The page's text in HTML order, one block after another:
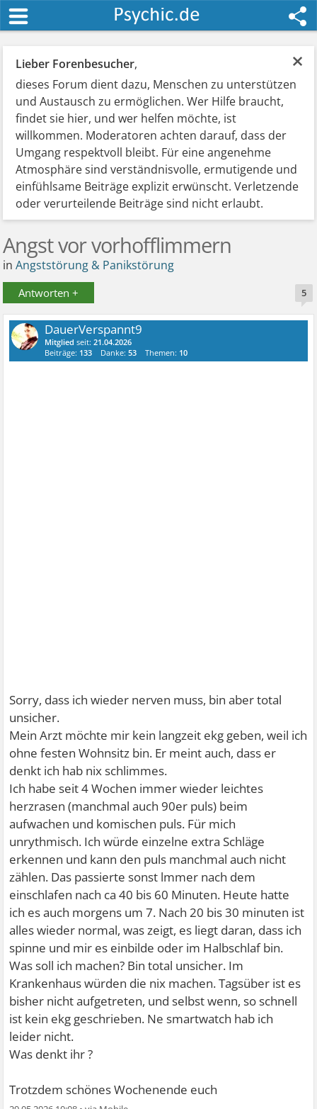
×
Lieber Forenbesucher,
dieses Forum dient dazu, Menschen zu unterstützen
und Austausch zu ermöglichen. Wer Hilfe braucht,
findet sie hier, und wer helfen möchte, ist
willkommen. Moderatoren achten darauf, dass der
Umgang respektvoll bleibt. Für eine angenehme
Atmosphäre sind verständnisvolle, ermutigende und
einfühlsame Beiträge explizit erwünscht. Verletzende
oder verurteilende Beiträge sind nicht erlaubt.
Angst vor vorhofflimmern
inAngststörung & Panikstörung
Antworten + 5
DauerVerspannt9
Mitglied seit:21.04.2026
Beiträge: 133 Danke:53 Themen: 10
Sorry, dass ich wieder nerven muss, bin aber total
unsicher.
Mein Arzt möchte mir kein langzeit ekg geben, weil ich
ohne festen Wohnsitz bin. Er meint auch, dass er
denkt ich hab nix schlimmes.
Ich habe seit 4 Wochen immer wieder leichtes
herzrasen (manchmal auch 90er puls) beim
aufwachen und komischen puls. Für mich
unrythmisch. Ich würde einzelne extra Schläge
erkennen und kann den puls manchmal auch nicht
zählen. Das passierte sonst lmmer nach dem
einschlafen nach ca 40 bis 60 Minuten. Heute hatte
ich es auch morgens um 7. Nach 20 bis 30 minuten ist
alles wieder normal, was zeigt, es liegt daran, dass ich
spinne und mir es einbilde oder im Halbschlaf bin.
Was soll ich machen? Bin total unsicher. Im
Krankenhaus würden die nix machen. Tagsüber ist es
bisher nicht aufgetreten, und selbst wenn, so schnell
ist kein ekg geschrieben. Ne smartwatch hab ich
leider nicht.
Was denkt ihr ?
Trotzdem schönes Wochenende euch